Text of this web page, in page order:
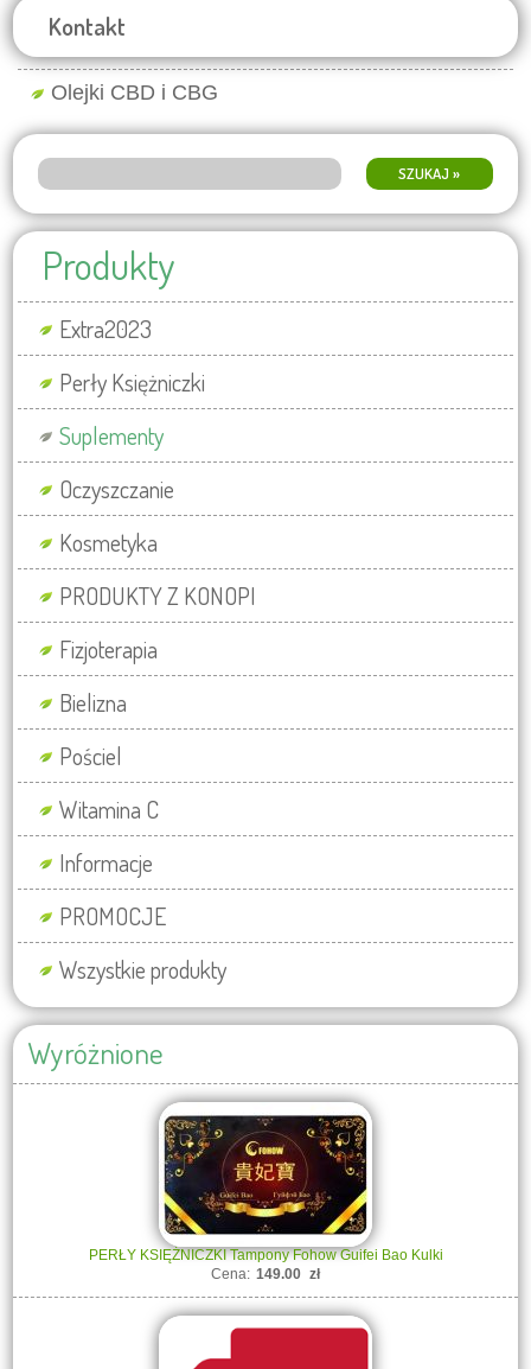
Kontakt
Olejki CBD i CBG
Wyszukiwarka
szukaj
Produkty
Extra2023
Perły Księżniczki
Suplementy
Oczyszczanie
Kosmetyka
PRODUKTY Z KONOPI
Fizjoterapia
Bielizna
Pościel
Witamina C
Informacje
PROMOCJE
Wszystkie produkty
Wyróżnione
PERŁY KSIĘŻNICZKI Tampony Fohow Guifei Bao Kulki
Cena: 149.00 zł